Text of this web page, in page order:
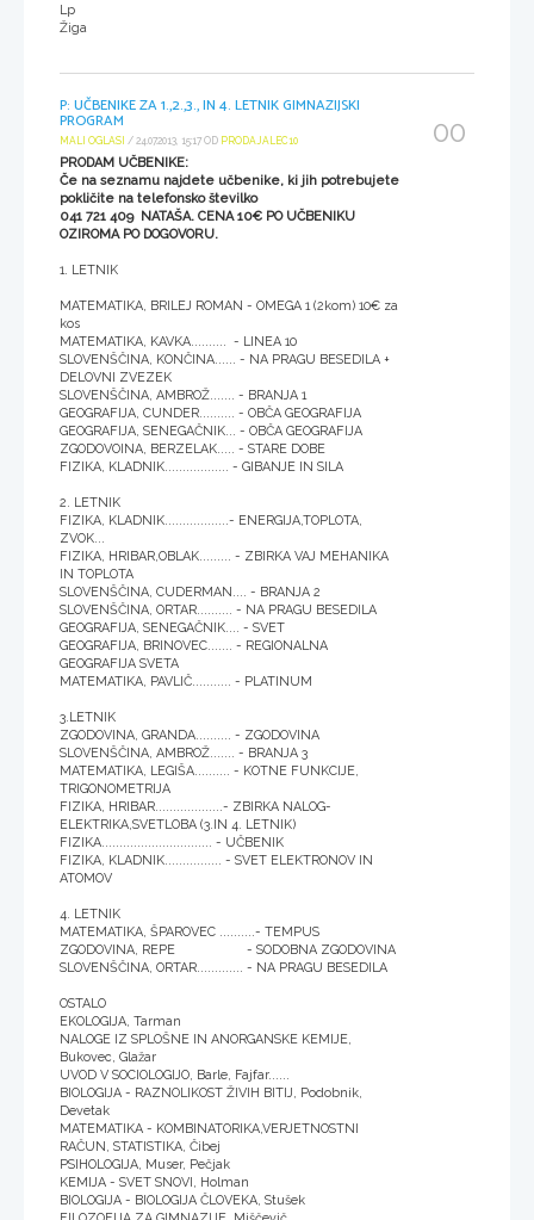
Lp
Žiga
P: UČBENIKE ZA 1.,2.,3., IN 4. LETNIK GIMNAZIJSKI
PROGRAM
MALI OGLASI / 24.07.2013, 15:17 OD PRODAJALEC10
PRODAM UČBENIKE:
Če na seznamu najdete učbenike, ki jih potrebujete
pokličite na telefonsko številko
041 721 409 NATAŠA. CENA 10€ PO UČBENIKU
OZIROMA PO DOGOVORU.
1. LETNIK
MATEMATIKA, BRILEJ ROMAN - OMEGA 1 (2kom) 10€ za
kos
MATEMATIKA, KAVKA.......... - LINEA 10
SLOVENŠČINA, KONČINA...... - NA PRAGU BESEDILA +
DELOVNI ZVEZEK
SLOVENŠČINA, AMBROŽ....... - BRANJA 1
GEOGRAFIJA, CUNDER.......... - OBČA GEOGRAFIJA
GEOGRAFIJA, SENEGAČNIK... - OBČA GEOGRAFIJA
ZGODOVOINA, BERZELAK..... - STARE DOBE
FIZIKA, KLADNIK.................. - GIBANJE IN SILA
2. LETNIK
FIZIKA, KLADNIK..................- ENERGIJA,TOPLOTA,
ZVOK...
FIZIKA, HRIBAR,OBLAK......... - ZBIRKA VAJ MEHANIKA
IN TOPLOTA
SLOVENŠČINA, CUDERMAN.... - BRANJA 2
SLOVENŠČINA, ORTAR.......... - NA PRAGU BESEDILA
GEOGRAFIJA, SENEGAČNIK.... - SVET
GEOGRAFIJA, BRINOVEC....... - REGIONALNA
GEOGRAFIJA SVETA
MATEMATIKA, PAVLIČ........... - PLATINUM
3.LETNIK
ZGODOVINA, GRANDA.......... - ZGODOVINA
SLOVENŠČINA, AMBROŽ....... - BRANJA 3
MATEMATIKA, LEGIŠA.......... - KOTNE FUNKCIJE,
TRIGONOMETRIJA
FIZIKA, HRIBAR...................- ZBIRKA NALOG-
ELEKTRIKA,SVETLOBA (3.IN 4. LETNIK)
FIZIKA............................... - UČBENIK
FIZIKA, KLADNIK................ - SVET ELEKTRONOV IN
ATOMOV
4. LETNIK
MATEMATIKA, ŠPAROVEC ..........- TEMPUS
ZGODOVINA, REPE - SODOBNA ZGODOVINA
SLOVENŠČINA, ORTAR............. - NA PRAGU BESEDILA
OSTALO
EKOLOGIJA, Tarman
NALOGE IZ SPLOŠNE IN ANORGANSKE KEMIJE,
Bukovec, Glažar
UVOD V SOCIOLOGIJO, Barle, Fajfar......
BIOLOGIJA - RAZNOLIKOST ŽIVIH BITIJ, Podobnik,
Devetak
MATEMATIKA - KOMBINATORIKA,VERJETNOSTNI
RAČUN, STATISTIKA, Čibej
PSIHOLOGIJA, Muser, Pečjak
KEMIJA - SVET SNOVI, Holman
BIOLOGIJA - BIOLOGIJA ČLOVEKA, Stušek
00